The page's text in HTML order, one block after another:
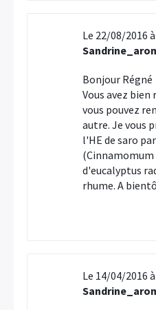
Le 22/08/2016
Bonjour Régné
Vous avez bien
vous pouvez
autre. Je vous
l'HE de saro
d'eucalyptus
rhume. A
Le 14/04/2016